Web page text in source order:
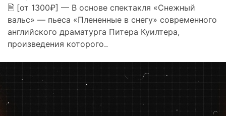
🗎 [от 1300₽] — В основе спектакля «Снежный
вальс» — пьеса «Плененные в снегу» современного
английского драматурга Питера Куилтера,
произведения которого..